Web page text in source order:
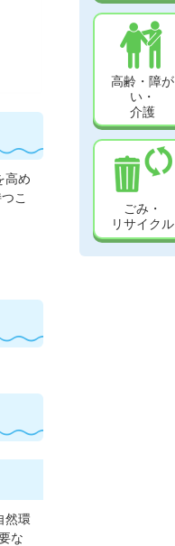
高め
こ
然環
な
高齢・障が
い・
介護
ごみ・
リサイクル